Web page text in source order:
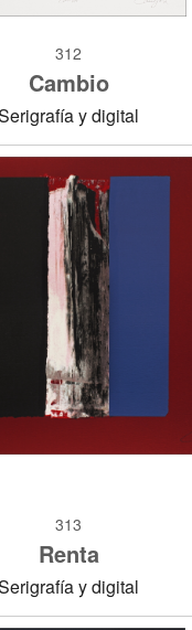
312
Cambio
y digital
313
Renta
y digital